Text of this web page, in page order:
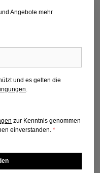
Angebote mehr
und es gelten die
.
zur Kenntnis genommen
einverstanden.*